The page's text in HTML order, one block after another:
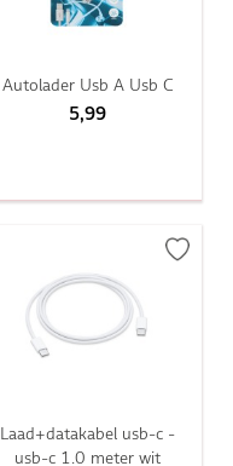
Autolader Usb A Usb C
5,99
Laad+datakabel usb-c -
usb-c 1.0 meter wit